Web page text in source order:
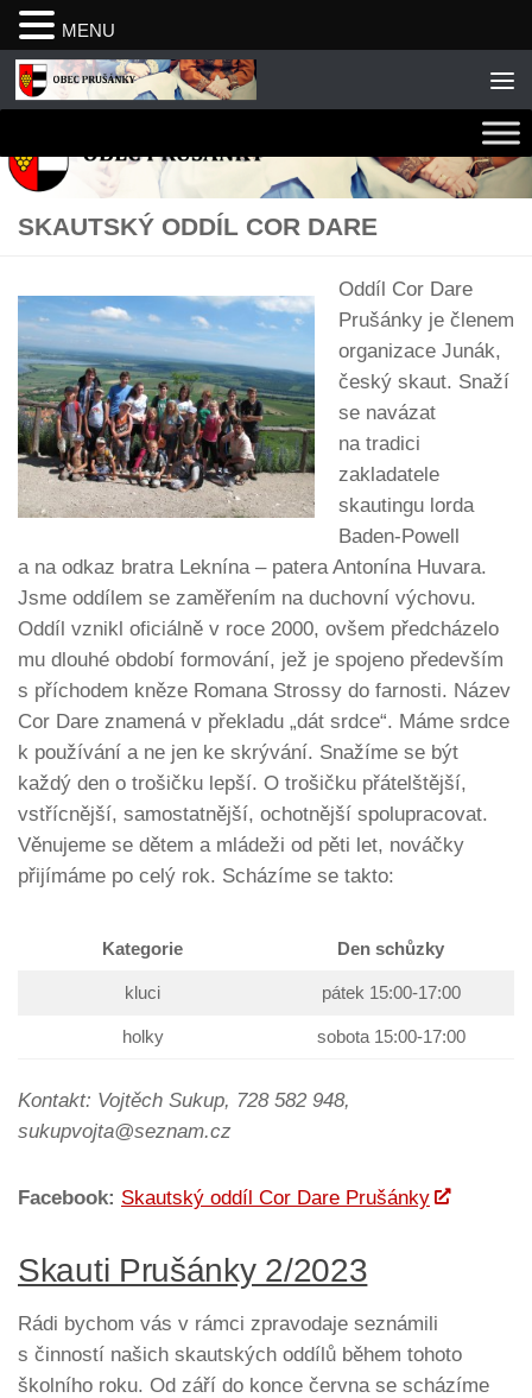
Skip to content
SKAUTSKÝ ODDÍL COR DARE
Oddíl Cor Dare
Prušánky je členem
organizace Junák,
český skaut. Snaží
se navázat
na tradici
zakladatele
skautingu lorda
Baden-Powell
a na odkaz bratra Leknína – patera Antonína Huvara.
Jsme oddílem se zaměřením na duchovní výchovu.
Oddíl vznikl oficiálně v roce 2000, ovšem předcházelo
mu dlouhé období formování, jež je spojeno především
s příchodem kněze Romana Strossy do farnosti. Název
Cor Dare znamená v překladu „dát srdce“. Máme srdce
k používání a ne jen ke skrývání. Snažíme se být
každý den o trošičku lepší. O trošičku přátelštější,
vstřícnější, samostatnější, ochotnější spolupracovat.
Věnujeme se dětem a mládeži od pěti let, nováčky
přijímáme po celý rok. Scházíme se takto:
Kategorie Den schůzky
kluci pátek 15:00-17:00
holky sobota 15:00-17:00
Kontakt: Vojtěch Sukup, 728 582 948,
sukupvojta@seznam.cz
Facebook: Skautský oddíl Cor Dare Prušánky
Skauti Prušánky 2/2023
Rádi bychom vás v rámci zpravodaje seznámili
s činností našich skautských oddílů během tohoto
školního roku. Od září do konce června se scházíme
MENU